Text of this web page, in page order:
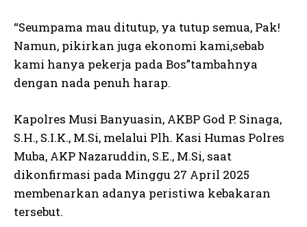
“Seumpama mau ditutup, ya tutup semua, Pak!
Namun, pikirkan juga ekonomi kami,sebab
kami hanya pekerja pada Bos”tambahnya
dengan nada penuh harap.
Kapolres Musi Banyuasin, AKBP God P. Sinaga,
S.H., S.I.K., M.Si, melalui Plh. Kasi Humas Polres
Muba, AKP Nazaruddin, S.E., M.Si, saat
dikonfirmasi pada Minggu 27 April 2025
membenarkan adanya peristiwa kebakaran
tersebut.